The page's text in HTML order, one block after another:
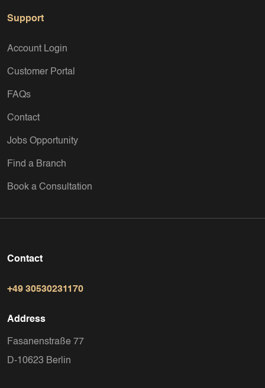
Support
Account Login
Customer Portal
FAQs
Contact
Jobs Opportunity
Find a Branch
Book a Consultation
Contact
+49 30530231170
Address
Fasanenstraße 77
D-10623 Berlin